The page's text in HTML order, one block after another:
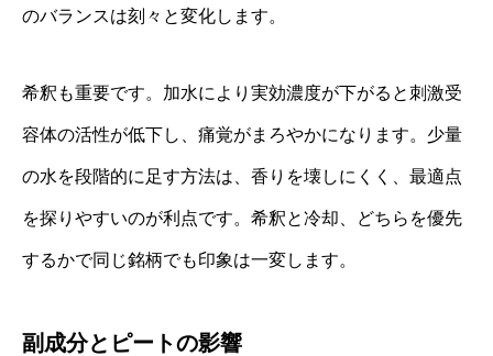
のバランスは刻々と変化します。
希釈も重要です。加水により実効濃度が下がると刺激受
容体の活性が低下し、痛覚がまろやかになります。少量
の水を段階的に足す方法は、香りを壊しにくく、最適点
を探りやすいのが利点です。希釈と冷却、どちらを優先
するかで同じ銘柄でも印象は一変します。
副成分とピートの影響